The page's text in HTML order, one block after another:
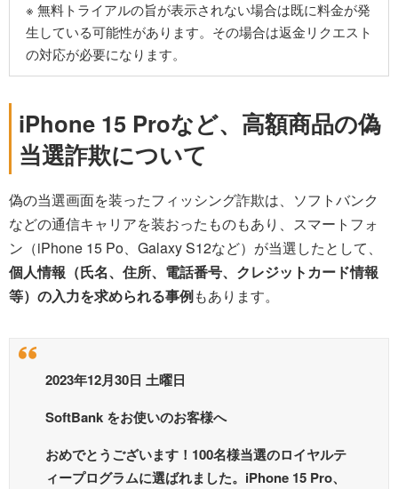
※ 無料トライアルの旨が表示されない場合は既に料金が発
生している可能性があります。その場合は返金リクエスト
の対応が必要になります。
iPhone 15 Proなど、高額商品の偽
当選詐欺について
偽の当選画面を装ったフィッシング詐欺は、ソフトバンク
などの通信キャリアを装おったものもあり、スマートフォ
ン（iPhone 15 Po、Galaxy S12など）が当選したとして、
個人情報（氏名、住所、電話番号、クレジットカード情報
等）の入力を求められる事例もあります。
2023年12月30日 土曜日
SoftBank をお使いのお客様へ
おめでとうございます！100名様当選のロイヤルテ
ィープログラムに選ばれました。iPhone 15 Pro、